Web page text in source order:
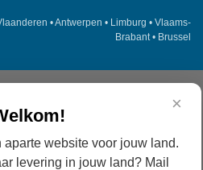
•Antwerpen • Limburg • Vlaams-
Brabant • Brussel
×
website voor jouw land.
levering in jouw land? Mail